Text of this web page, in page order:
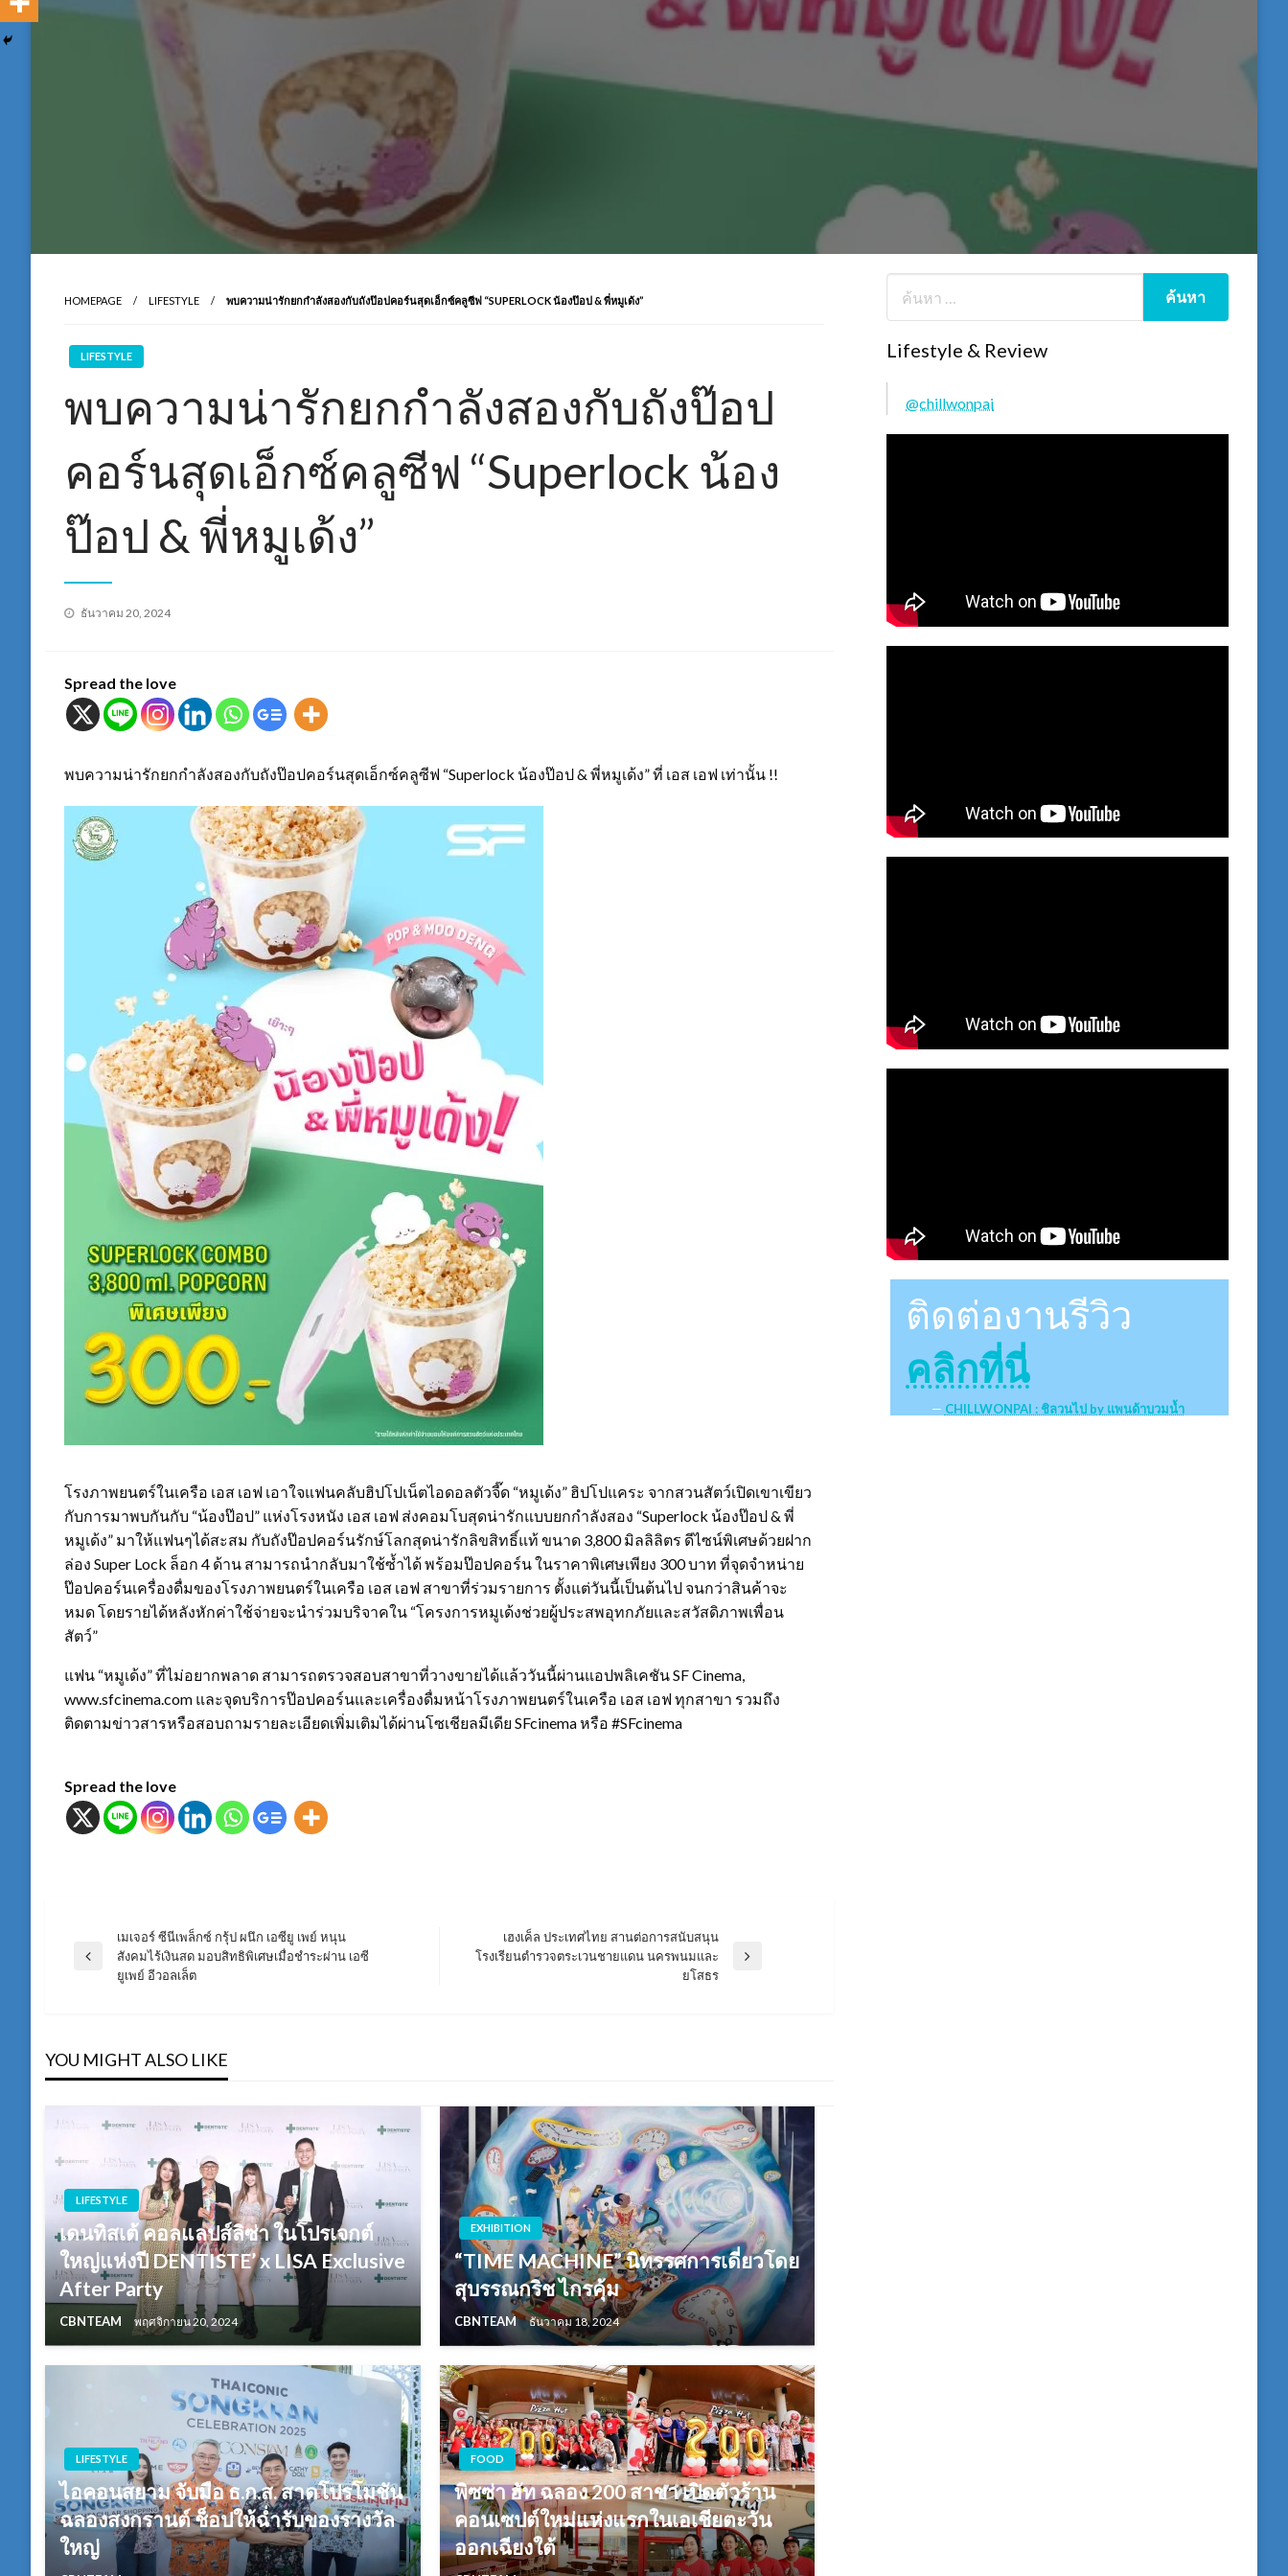
HOMEPAGE LIFESTYLE พบความน่ารักยกกำลังสองกับถังป๊อปคอร์นสุดเอ็กซ์คลูซีฟ “SUPERLOCK น้องป๊อป & พี่หมูเด้ง”
LIFESTYLE
พบความน่ารักยกกำลังสองกับถังป๊อป
คอร์นสุดเอ็กซ์คลูซีฟ “Superlock น้อง
ป๊อป & พี่หมูเด้ง”
Posted
ธันวาคม 20, 2024
Spread the love
พบความน่ารักยกกำลังสองกับถังป๊อปคอร์นสุดเอ็กซ์คลูซีฟ “Superlock น้องป๊อป & พี่หมูเด้ง” ที่ เอส เอฟ เท่านั้น !!
โรงภาพยนตร์ในเครือ เอส เอฟ เอาใจแฟนคลับฮิปโปเน็ตไอดอลตัวจี๊ด “หมูเด้ง” ฮิปโปแคระ จากสวนสัตว์เปิดเขาเขียว
กับการมาพบกันกับ “น้องป๊อป” แห่งโรงหนัง เอส เอฟ ส่งคอมโบสุดน่ารักแบบยกกำลังสอง “Superlock น้องป๊อป & พี่
หมูเด้ง” มาให้แฟนๆได้สะสม กับถังป๊อปคอร์นรักษ์โลกสุดน่ารักลิขสิทธิ์แท้ ขนาด 3,800 มิลลิลิตร ดีไซน์พิเศษด้วยฝาก
ล่อง Super Lock ล็อก 4 ด้าน สามารถนำกลับมาใช้ซ้ำได้ พร้อมป๊อปคอร์น ในราคาพิเศษเพียง 300 บาท ที่จุดจำหน่าย
ป๊อปคอร์นเครื่องดื่มของโรงภาพยนตร์ในเครือ เอส เอฟ สาขาที่ร่วมรายการ ตั้งแต่วันนี้เป็นต้นไป จนกว่าสินค้าจะ
หมด โดยรายได้หลังหักค่าใช้จ่ายจะนำร่วมบริจาคใน “โครงการหมูเด้งช่วยผู้ประสพอุทกภัยและสวัสดิภาพเพื่อน
สัตว์”
แฟน “หมูเด้ง” ที่ไม่อยากพลาด สามารถตรวจสอบสาขาที่วางขายได้แล้ววันนี้ผ่านแอปพลิเคชัน SF Cinema,
www.sfcinema.com และจุดบริการป๊อปคอร์นและเครื่องดื่มหน้าโรงภาพยนตร์ในเครือ เอส เอฟ ทุกสาขา รวมถึง
ติดตามข่าวสารหรือสอบถามรายละเอียดเพิ่มเติมได้ผ่านโซเชียลมีเดีย SFcinema หรือ #SFcinema
Spread the love
แนะแนว
Previous
เมเจอร์ ซีนีเพล็กซ์ กรุ้ป ผนึก เอซียู เพย์ หนุน
สังคมไร้เงินสด มอบสิทธิพิเศษเมื่อชำระผ่าน เอซี
ยูเพย์ อีวอลเล็ต
Next
เฮงเค็ล ประเทศไทย สานต่อการสนับสนุน
โรงเรียนตำรวจตระเวนชายแดน นครพนมและ
ยโสธร
YOU MIGHT ALSO LIKE
LIFESTYLE
เดนทิสเต้ คอลแลปส์ลิซ่า ในโปรเจกต์
ใหญ่แห่งปี DENTISTE’ x LISA Exclusive
After Party
CBNTEAM พฤศจิกายน 20, 2024
EXHIBITION
“TIME MACHINE” นิทรรศการเดี่ยวโดย
สุบรรณกริช ไกรคุ้ม
CBNTEAM ธันวาคม 18, 2024
LIFESTYLE
ไอคอนสยาม จับมือ ธ.ก.ส. สาดโปรโมชัน
ฉลองสงกรานต์ ช็อปให้ฉ่ำรับของรางวัล
ใหญ่
FOOD
พิซซ่า ฮัท ฉลอง 200 สาขา เปิดตัวร้าน
คอนเซปต์ใหม่แห่งแรกในเอเชียตะวัน
ออกเฉียงใต้
Lifestyle & Review
@chillwonpai
ติดต่องานรีวิว
คลิกที่นี่
CHILLWONPAI : ชิลวนไป by แพนด้าบวมน้ำ